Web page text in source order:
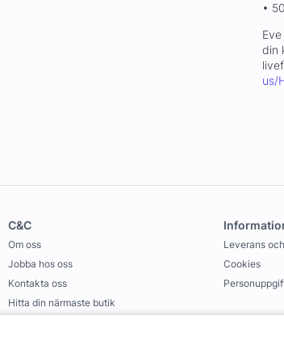
•
din
us/
C&C
Om oss
Jobba hos oss
Kontakta oss
Hitta din närmaste butik
Leverans
Cookies